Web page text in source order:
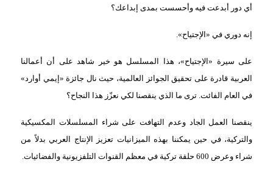
أي دور أبدعت فيه وأحسست بمدى إبداعك؟
إنه دوري في «الإجتياح».
على سيرة «الإجتياح»، هذا المسلسل هو خير شاهد على أن أعمالنا
العربية قادرة على تحقيق الجوائز العالمية، حيث نال جائزة «إيمي أوارد»
في العام الفائت. ترى ما الذي ينقصنا لكي نعزّز هذا النجاح؟
ينقصنا العمل الجاد وعدم التهافت على شراء المسلسلات المكسيكية
والتركية، في حين يمكننا بهذه الميزانيات تعزيز الإنتاج العربي بدلاً من
شراء وعرض 600 حلقة تركية في معظم القنوات التلفزيونية والفضائيات.